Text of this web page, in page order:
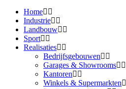
Home
Industrie
Landbouw
Sport
Realisaties
Bedrijfsgebouwen
Garages & Showrooms
Kantoren
Winkels & Supermarkten